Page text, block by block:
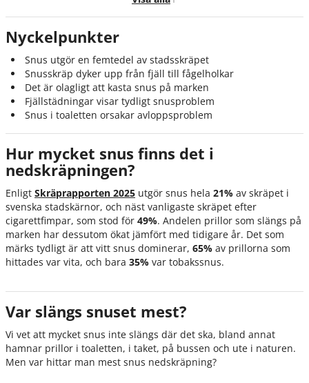
Vad händer med snuset när det slängs fel?
Så slänger du snuset på rätt sätt
Kommentar från Håll Rent Sverige
Sammanfattning
Källor
Nyckelpunkter
Snus utgör en femtedel av stadsskräpet
Snusskräp dyker upp från fjäll till fågelholkar
Det är olagligt att kasta snus på marken
Fjällstädningar visar tydligt snusproblem
Snus i toaletten orsakar avloppsproblem
Hur mycket snus finns det i
nedskräpningen?
Enligt Skräprapporten 2025 utgör snus hela 21% av skräpet i
svenska stadskärnor, och näst vanligaste skräpet efter
cigarettfimpar, som stod för 49%. Andelen prillor som slängs på
marken har dessutom ökat jämfört med tidigare år. Det som
märks tydligt är att vitt snus dominerar, 65% av prillorna som
hittades var vita, och bara 35% var tobakssnus.
Var slängs snuset mest?
Vi vet att mycket snus inte slängs där det ska, bland annat
hamnar prillor i toaletten, i taket, på bussen och ute i naturen.
Men var hittar man mest snus nedskräpning?